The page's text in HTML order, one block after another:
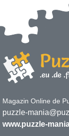
Magazin Online de
puzzle-
www.puzzle-